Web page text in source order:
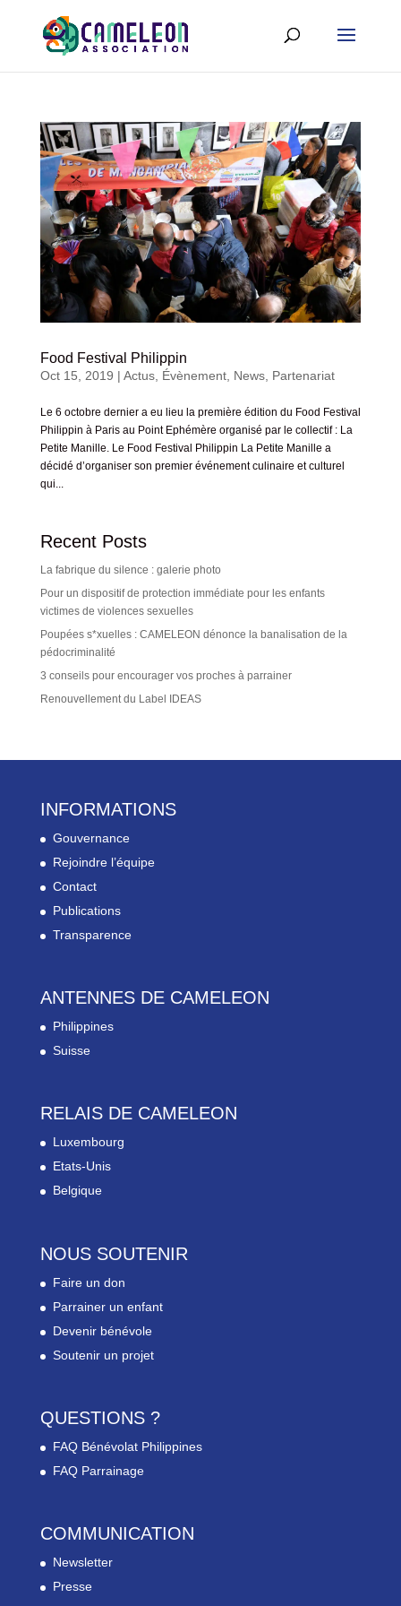
Food Festival Philippin
Oct 15, 2019 | Actus, Évènement, News, Partenariat
Le 6 octobre dernier a eu lieu la première édition du Food Festival
Philippin à Paris au Point Ephémère organisé par le collectif : La
Petite Manille. Le Food Festival Philippin La Petite Manille a
décidé d’organiser son premier événement culinaire et culturel
qui...
Recent Posts
La fabrique du silence : galerie photo
Pour un dispositif de protection immédiate pour les enfants
victimes de violences sexuelles
Poupées s*xuelles : CAMELEON dénonce la banalisation de la
pédocriminalité
3 conseils pour encourager vos proches à parrainer
Renouvellement du Label IDEAS
INFORMATIONS
Gouvernance
Rejoindre l’équipe
Contact
Publications
Transparence
ANTENNES DE CAMELEON
Philippines
Suisse
RELAIS DE CAMELEON
Luxembourg
Etats-Unis
Belgique
NOUS SOUTENIR
Faire un don
Parrainer un enfant
Devenir bénévole
Soutenir un projet
QUESTIONS ?
FAQ Bénévolat Philippines
FAQ Parrainage
COMMUNICATION
Newsletter
Presse